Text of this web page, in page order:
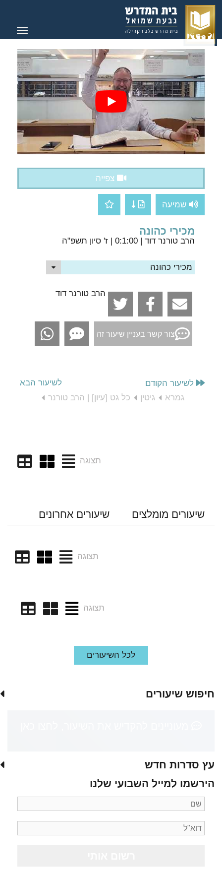
צפייה
שמיעה
מכירי כהונה
הרב טורנר דוד
מכירי כהונה
הרב טורנר דוד
צור קשר בעניין שיעור זה
לשיעור הקודם
לשיעור הבא
גמרא
גיטין כל גט [עיון] | הרב טורנר
תצוגה
שיעורים מומלצים שיעורים אחרונים
תצוגה
תצוגה
לכל השיעורים
חיפוש שיעורים
עץ סדרות חדש
הירשמו למייל השבועי שלנו